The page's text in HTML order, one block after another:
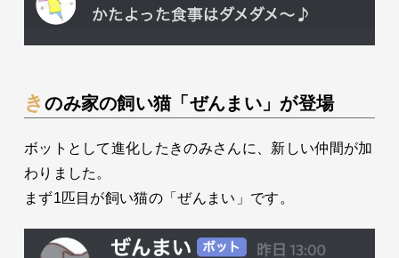
きのみ家の飼い猫「ぜんまい」が登場
ボットとして進化したきのみさんに、新しい仲間が加
わりました。
まず1匹目が飼い猫の「ぜんまい」です。